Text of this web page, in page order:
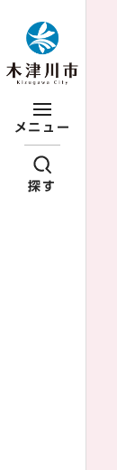
メニュー
探す